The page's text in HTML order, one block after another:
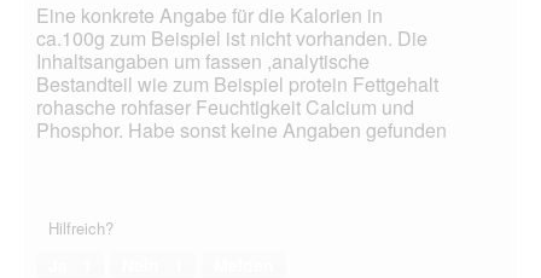
Eine konkrete Angabe für die Kalorien in
ca.100g zum Beispiel ist nicht vorhanden. Die
Inhaltsangaben um fassen ,analytische
Bestandteil wie zum Beispiel protein Fettgehalt
rohasche rohfaser Feuchtigkeit Calcium und
Phosphor. Habe sonst keine Angaben gefunden
Hilfreich?